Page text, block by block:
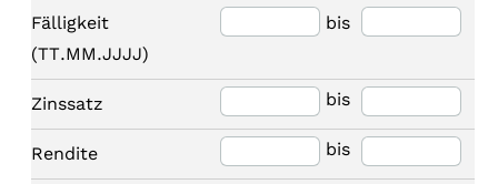
Fälligkeit
(TT.MM.JJJJ)
bis
Zinssatz bis
Rendite bis